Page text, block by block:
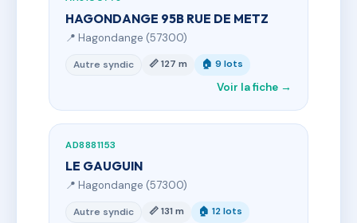
HAGONDANGE 95B RUE DE METZ
📍 Hagondange (57300)
Autre syndic 📏 127 m 🏠 9 lots
Voir la fiche →
AD8881153
LE GAUGUIN
📍 Hagondange (57300)
Autre syndic 📏 131 m 🏠 12 lots